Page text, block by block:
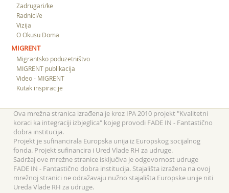
Zadrugari/ke
Radnici/e
Vizija
O Okusu Doma
MIGRENT
Migrantsko poduzetništvo
MIGRENT publikacija
Video - MIGRENT
Kutak inspiracije
Ova mrežna stranica izrađena je kroz IPA 2010 projekt "Kvalitetni
koraci ka integraciji izbjeglica" kojeg provodi FADE IN - Fantastično
dobra institucija.
Projekt je sufinancirala Europska unija iz Europskog socijalnog
fonda. Projekt sufinancira i Ured Vlade RH za udruge.
Sadržaj ove mrežne stranice isključiva je odgovornost udruge
FADE IN - Fantastično dobra institucija. Stajališta izražena na ovoj
mrežnoj stranici ne odražavaju nužno stajališta Europske unije niti
Ureda Vlade RH za udruge.